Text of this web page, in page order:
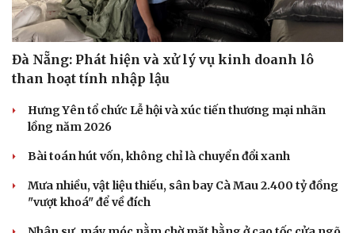
Đà Nẵng: Phát hiện và xử lý vụ kinh doanh lô
than hoạt tính nhập lậu
Hưng Yên tổ chức Lễ hội và xúc tiến thương mại nhãn
lồng năm 2026
Bài toán hút vốn, không chỉ là chuyển đổi xanh
Mưa nhiều, vật liệu thiếu, sân bay Cà Mau 2.400 tỷ đồng
"vượt khoá" để về đích